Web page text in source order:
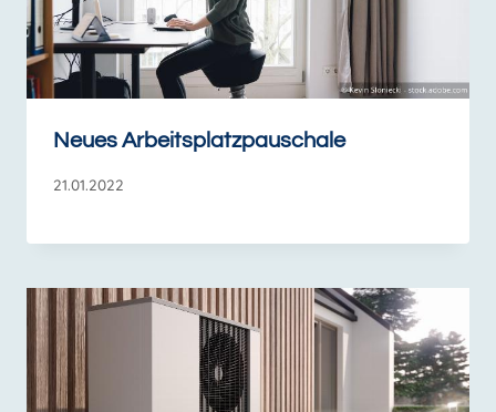
Neues Arbeitsplatzpauschale
21.01.2022